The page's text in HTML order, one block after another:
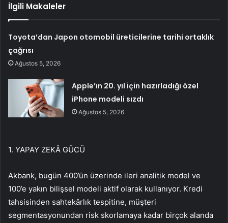
İlgili Makaleler
Toyota’dan Japon otomobil üreticilerine tarihi ortaklık
çağrısı
Ağustos 5, 2026
Apple’ın 20. yıl için hazırladığı özel
iPhone modeli sızdı
Ağustos 5, 2026
1. YAPAY ZEKÂ GÜCÜ
Akbank, bugün 400’ün üzerinde ileri analitik model ve
100’e yakın bilişsel modeli aktif olarak kullanıyor. Kredi
tahsisinden sahtekârlık tespitine, müşteri
segmentasyonundan risk skorlamaya kadar birçok alanda